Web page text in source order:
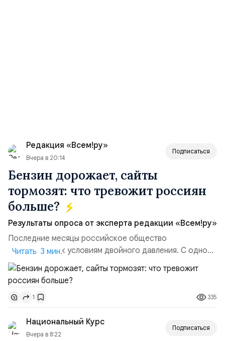
Редакция «Всем!ру»
Вчера в 20:14
Подписаться
Бензин дорожает, сайты
тормозят: что тревожит россиян
больше?
Результаты опроса от эксперта редакции «Всем!ру»
Последние месяцы российское общество
адаптируется к условиям двойного давления. С одной
стороны, происходит рост цен на товары первой
необходимости, инфляция и локальные сбои в
поставках бензина. А с другой – технологическая
турбулентность: перебои в работе интернета,
блокировки сайтов, необходимость осваивать VPN и
российские платформы.Что из этого бье...
Читать 3 мин.
1 335
Национальный Курс
Вчера в 8:22
Подписаться